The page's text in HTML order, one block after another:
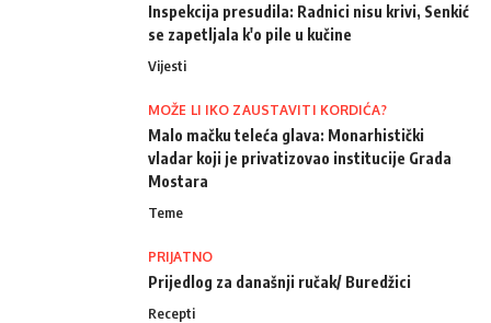
Inspekcija presudila: Radnici nisu krivi, Senkić
se zapetljala k'o pile u kučine
Vijesti
MOŽE LI IKO ZAUSTAVITI KORDIĆA?
Malo mačku teleća glava: Monarhistički
vladar koji je privatizovao institucije Grada
Mostara
Teme
PRIJATNO
Prijedlog za današnji ručak/ Buredžici
Recepti